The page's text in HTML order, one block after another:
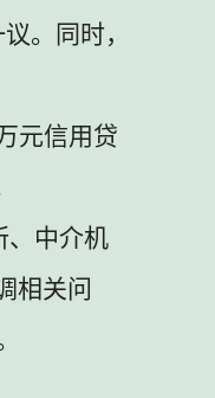
。同时，
元信用贷
、中介机
相关问